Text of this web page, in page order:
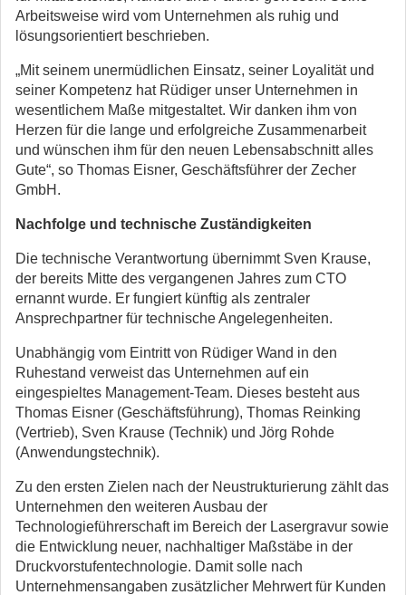
Arbeitsweise wird vom Unternehmen als ruhig und
lösungsorientiert beschrieben.
„Mit seinem unermüdlichen Einsatz, seiner Loyalität und
seiner Kompetenz hat Rüdiger unser Unternehmen in
wesentlichem Maße mitgestaltet. Wir danken ihm von
Herzen für die lange und erfolgreiche Zusammenarbeit
und wünschen ihm für den neuen Lebensabschnitt alles
Gute“, so Thomas Eisner, Geschäftsführer der Zecher
GmbH.
Nachfolge und technische Zuständigkeiten
Die technische Verantwortung übernimmt Sven Krause,
der bereits Mitte des vergangenen Jahres zum CTO
ernannt wurde. Er fungiert künftig als zentraler
Ansprechpartner für technische Angelegenheiten.
Unabhängig vom Eintritt von Rüdiger Wand in den
Ruhestand verweist das Unternehmen auf ein
eingespieltes Management-Team. Dieses besteht aus
Thomas Eisner (Geschäftsführung), Thomas Reinking
(Vertrieb), Sven Krause (Technik) und Jörg Rohde
(Anwendungstechnik).
Zu den ersten Zielen nach der Neustrukturierung zählt das
Unternehmen den weiteren Ausbau der
Technologieführerschaft im Bereich der Lasergravur sowie
die Entwicklung neuer, nachhaltiger Maßstäbe in der
Druckvorstufentechnologie. Damit solle nach
Unternehmensangaben zusätzlicher Mehrwert für Kunden